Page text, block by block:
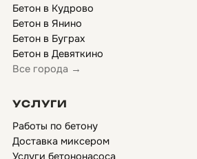
Бетон в Кудрово
Бетон в Янино
Бетон в Буграх
Бетон в Девяткино
Все города →
УСЛУГИ
Работы по бетону
Доставка миксером
Услуги бетононасоса